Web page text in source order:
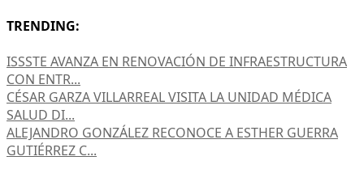
TRENDING:
ISSSTE AVANZA EN RENOVACIÓN DE INFRAESTRUCTURA
CON ENTR...
CÉSAR GARZA VILLARREAL VISITA LA UNIDAD MÉDICA
SALUD DI...
ALEJANDRO GONZÁLEZ RECONOCE A ESTHER GUERRA
GUTIÉRREZ C...